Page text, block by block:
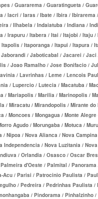
PLANO DE SAÚDE EMPRESARIAL
SEGURO PLANO DE SAÚDE
CASA DE MAUÁ PLANO DE
PLANO DE SAÚDE
HELENA PLANO DE SAÚDE
NOTREDAME
OESTE AMR
ÔMEGA
OMINT
PLENA
PORTO SEGURO
QSAÚDE
PREVENT
SÃO CRISTÓVÃO
SÃO MIGUEL
ADESÃO
/ Guararema / Guaratingueta /
/ Iacri / Iaras / Ibate / Ibira /
/ Ilhabela / Indaiatuba / Indiana /
/ Irapuru / Itabera / Itai / Itajobi / Itaju
/ Itaporanga / Itapui / Itapura /
/ Jaboticabal / Jacarei /
/ Joao Ramalho / Jose Bonifacio /
/ Lavrinhas / Leme / Lencois
/ Lupercio / Lutecia / Macatuba /
/ Mariapolis / Marilia / Marinopolis /
/ Miracatu / Mirandopolis / Mirante
/ Moncoes / Mongagua / Monte
Agudo / Morungaba / Motuca /
/ Nipoa / Nova Alianca / Nova
Independencia / Nova Luzitania /
/ Orlandia / Osasco / Oscar
d'Oeste / Palmital /
Acu / Parisi / Patrocinio Paulista /
/ Pedreira / Pedrinhas Paulista
/ Pindorama /